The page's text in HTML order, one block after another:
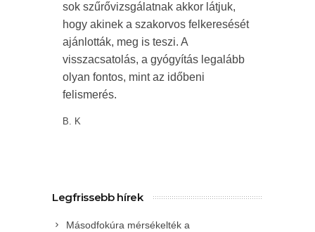
sok szűrővizsgálatnak akkor látjuk,
hogy akinek a szakorvos felkeresését
ajánlották, meg is teszi. A
visszacsatolás, a gyógyítás legalább
olyan fontos, mint az időbeni
felismerés.
B. K
Legfrissebb hírek
Másodfokúra mérsékelték a